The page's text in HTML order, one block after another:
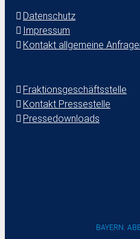
Datenschutz
Impressum
Kontakt allgemeine
Fraktionsgeschäftsstelle
Kontakt Pressestelle
Pressedownloads
BAYERN.